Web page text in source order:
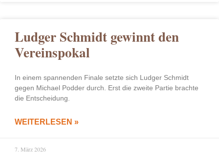
Ludger Schmidt gewinnt den
Vereinspokal
In einem spannenden Finale setzte sich Ludger Schmidt
gegen Michael Podder durch. Erst die zweite Partie brachte
die Entscheidung.
WEITERLESEN »
7. März 2026